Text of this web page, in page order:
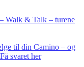
Walk & Talk – turene
til din Camino – og
svaret her